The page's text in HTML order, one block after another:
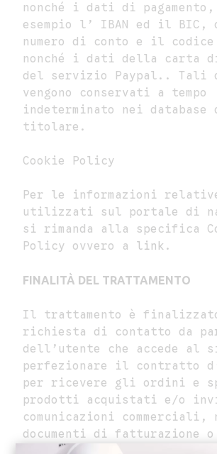
nonché i dati di pagamento,
esempio l’ IBAN ed il BIC,
numero di conto e il
nonché i dati della carta
del servizio Paypal.. Tali
vengono conservati a tempo
indeterminato nei database
titolare.
Cookie Policy
Per le informazioni
utilizzati sul portale di
si rimanda alla specifica
Policy ovvero a link .
FINALITÀ DEL TRATTAMENTO
Il trattamento è
richiesta di contatto da
dell’utente che accede al
perfezionare il contratto
per ricevere gli ordini e
prodotti acquistati e/o
comunicazioni commerciali,
documenti di fatturazione o
informative, ovvero,